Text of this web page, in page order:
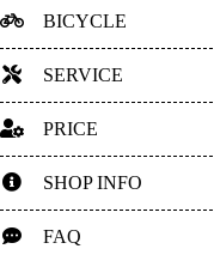
BICYCLE
SERVICE
PRICE
SHOP INFO
FAQ